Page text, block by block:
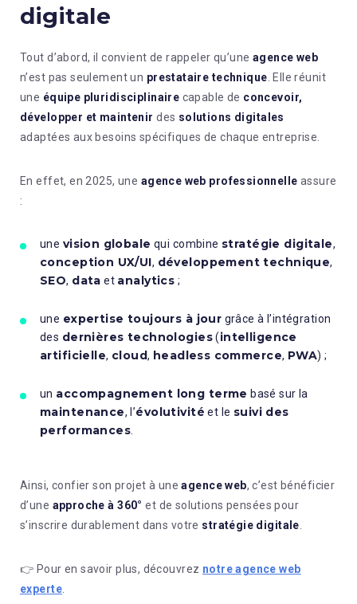
digitale
Tout d’abord, il convient de rappeler qu’une agence web
n’est pas seulement un prestataire technique . Elle réunit
une équipe pluridisciplinaire capable de concevoir,
développer et maintenir des solutions digitales
adaptées aux besoins spécifiques de chaque entreprise.
En effet, en 2025, une agence web professionnelle assure
:
une vision globale qui combine stratégie digitale,
conception UX/UI, développement technique,
SEO, data et analytics ;
une expertise toujours à jour grâce à l’intégration
des dernières technologies(intelligence
artificielle, cloud, headless commerce, PWA) ;
un accompagnement long terme basé sur la
maintenance, l’évolutivité et le suivi des
performances
Ainsi, confier son projet à uneagence web, c’est bénéficier
d’une approche à 360° et de solutions pensées pour
s’inscrire durablement dans votre stratégie digitale
👉 Pour en savoir plus, découvrez notre agence web
experte.